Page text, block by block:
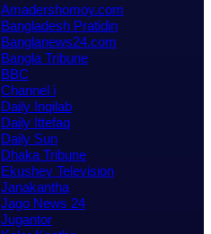
Amadershomoy.com
Bangladesh Pratidin
Banglanews24.com
Bangla Tribune
BBC
Channel i
Daily Inqilab
Daily Ittefaq
Daily Sun
Dhaka Tribune
Ekushey Television
Janakantha
Jago News 24
Jugantor